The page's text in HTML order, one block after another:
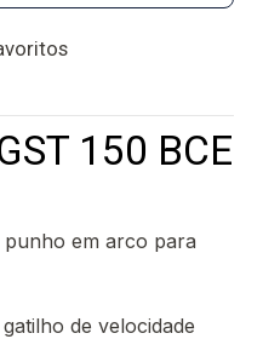
150 BCE
em arco para
de velocidade